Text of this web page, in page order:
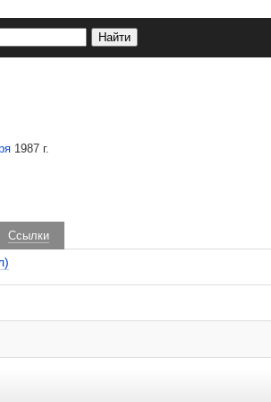
1987 г.
Ссылки